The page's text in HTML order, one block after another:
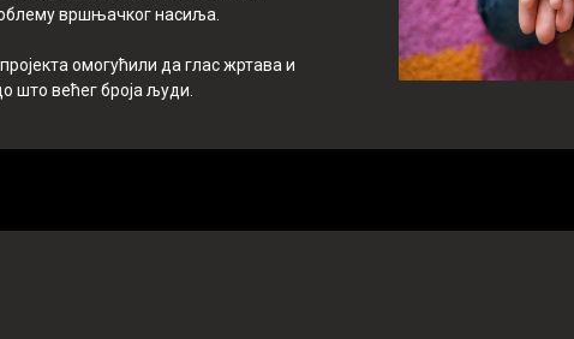
вршњачког насиља.
омогућили да глас жртава и
што већег броја људи.